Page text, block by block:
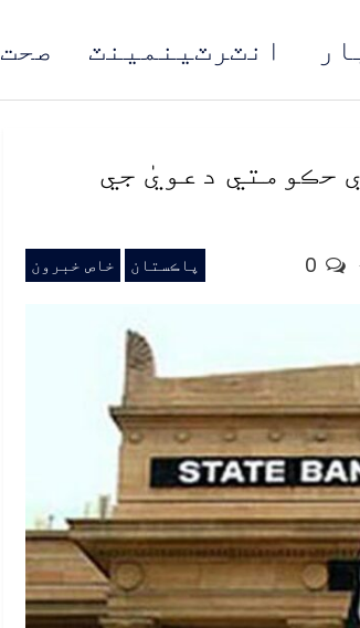
صحت انٽرٽينمينٽ
حڪومتي دعويٰ جي
پاڪستان خاص خبرون